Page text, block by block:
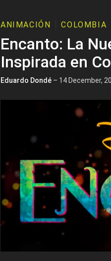
ANIMACIÓN COLOMBIA
Encanto: La
Inspirada en
Eduardo Dondé – 14 December,